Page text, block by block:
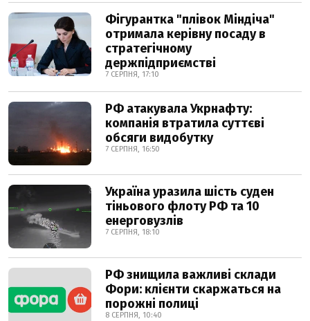
Фігурантка "плівок Міндіча"
отримала керівну посаду в
стратегічному
держпідприємстві
7 СЕРПНЯ, 17:10
РФ атакувала Укрнафту:
компанія втратила суттєві
обсяги видобутку
7 СЕРПНЯ, 16:50
Україна уразила шість суден
тіньового флоту РФ та 10
енерговузлів
7 СЕРПНЯ, 18:10
РФ знищила важливі склади
Фори: клієнти скаржаться на
порожні полиці
8 СЕРПНЯ, 10:40